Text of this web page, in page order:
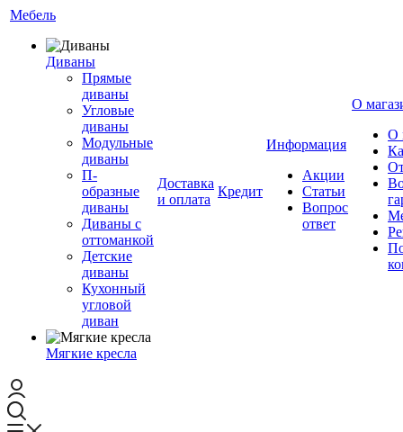
Мебель
Диваны
Прямые
диваны
Угловые
диваны
Модульные
диваны
П-
образные
диваны
Диваны с
оттоманкой
Детские
диваны
Кухонный
угловой
диван
Мягкие кресла
Доставка
и оплата
Кредит
Информация
Акции
Статьи
Вопрос
ответ
О
О